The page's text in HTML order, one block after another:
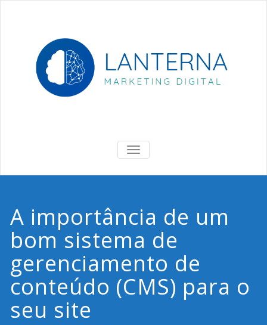
Lanterna
ALTERNAR
DE
A importância de um
bom sistema de
gerenciamento de
conteúdo (CMS) para o
seu site